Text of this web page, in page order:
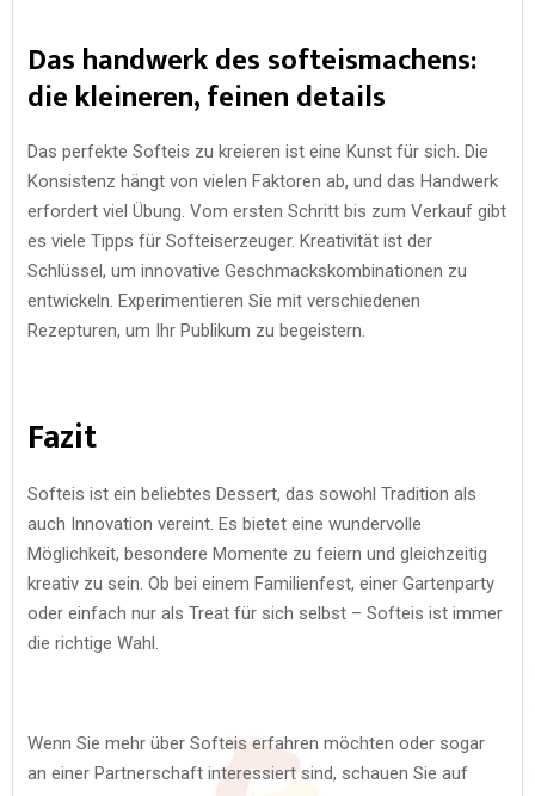
Das handwerk des softeismachens:
die kleineren, feinen details
Das perfekte Softeis zu kreieren ist eine Kunst für sich. Die
Konsistenz hängt von vielen Faktoren ab, und das Handwerk
erfordert viel Übung. Vom ersten Schritt bis zum Verkauf gibt
es viele Tipps für Softeiserzeuger. Kreativität ist der
Schlüssel, um innovative Geschmackskombinationen zu
entwickeln. Experimentieren Sie mit verschiedenen
Rezepturen, um Ihr Publikum zu begeistern.
Fazit
Softeis ist ein beliebtes Dessert, das sowohl Tradition als
auch Innovation vereint. Es bietet eine wundervolle
Möglichkeit, besondere Momente zu feiern und gleichzeitig
kreativ zu sein. Ob bei einem Familienfest, einer Gartenparty
oder einfach nur als Treat für sich selbst – Softeis ist immer
die richtige Wahl.
Wenn Sie mehr über Softeis erfahren möchten oder sogar
an einer Partnerschaft interessiert sind, schauen Sie auf